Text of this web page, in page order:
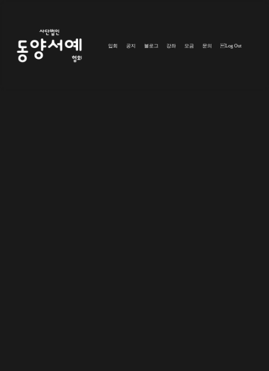
입회 공지 블로그 강좌 모금 문의 Log Out